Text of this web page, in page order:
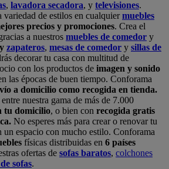
, lavadora secadora, y televisiones.
variedad de estilos en cualquiermuebles
precios y promociones. Crea el
a nuestros muebles de comedor y
y zapateros, mesas de comedor y sillas de
decorar tu casa con multitud de
con los productos de imagen y sonido
las épocas de buen tiempo. Conforama
a domicilio como recogida en tienda.
entre nuestra gama de más de 7.000
tu domicilio, o bien con recogida gratis
No esperes más para crear o renovar tu
espacio con mucho estilo. Conforama
físicas distribuidas en 6 países
ofertas de sofas baratos, colchones
sofas.